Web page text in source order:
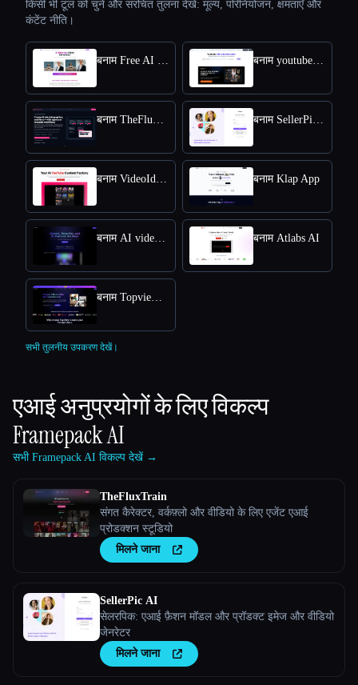
किसी भी टूल को चुनें और संरचित तुलना देखें: मूल्य, परिनियोजन, क्षमताएँ और
कंटेंट नीति।
बनाम Free AI kissing video generator बनाम youtube video downloader
बनाम TheFluxTrain बनाम SellerPic AI
बनाम VideoIdeas AI बनाम Klap App
बनाम AI video editor बनाम Atlabs AI
बनाम Topview AI URL to Video
सभी तुलनीय उपकरण देखें।
एआई अनुप्रयोगों के लिए विकल्प
Framepack AI
सभी Framepack AI विकल्प देखें →
TheFluxTrain
संगत कैरेक्टर, वर्कफ़्लो और वीडियो के लिए एजेंट एआई
प्रोडक्शन स्टूडियो
मिलने जाना
SellerPic AI
सेलरपिक: एआई फ़ैशन मॉडल और प्रॉडक्ट इमेज और वीडियो
जेनरेटर
मिलने जाना